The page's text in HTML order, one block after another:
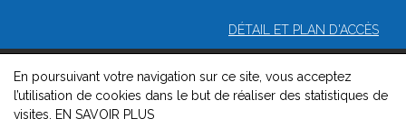
DÉTAIL ET PLAN D'ACCÈS
© 2026, Greffe du tribunal de commerce de Guéret -Mentions
légales-Contact -Gestion des cookies -Politique de
confidentialité et de cookies
En poursuivant votre navigation sur ce site, vous acceptez
l’utilisation de cookies dans le but de réaliser des statistiques de
visites.
EN SAVOIR PLUS